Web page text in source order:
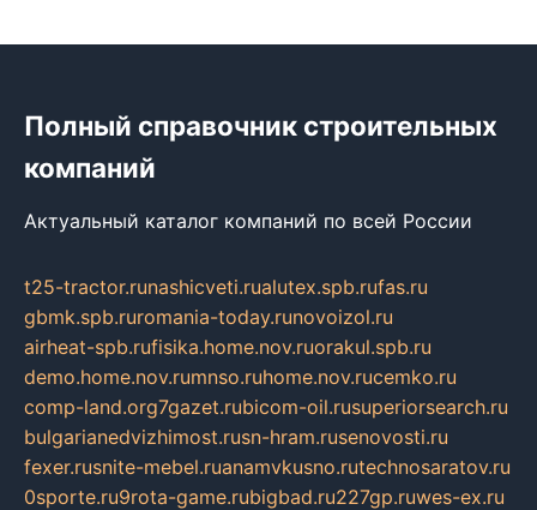
Полный справочник строительных
компаний
Актуальный каталог компаний по всей России
t25-tractor.runashicveti.rualutex.spb.rufas.ru
gbmk.spb.ruromania-today.runovoizol.ru
airheat-spb.rufisika.home.nov.ruorakul.spb.ru
demo.home.nov.rumnso.ruhome.nov.rucemko.ru
comp-land.org7gazet.rubicom-oil.rusuperiorsearch.ru
bulgarianedvizhimost.rusn-hram.rusenovosti.ru
fexer.rusnite-mebel.ruanamvkusno.rutechnosaratov.ru
0sporte.ru9rota-game.rubigbad.ru227gp.ruwes-ex.ru